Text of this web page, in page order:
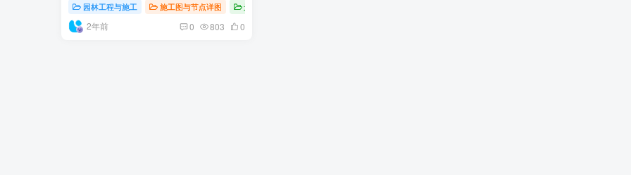
园林工程与施工 施工图与节点详图 景观方案与灵感
2年前 0 803 0